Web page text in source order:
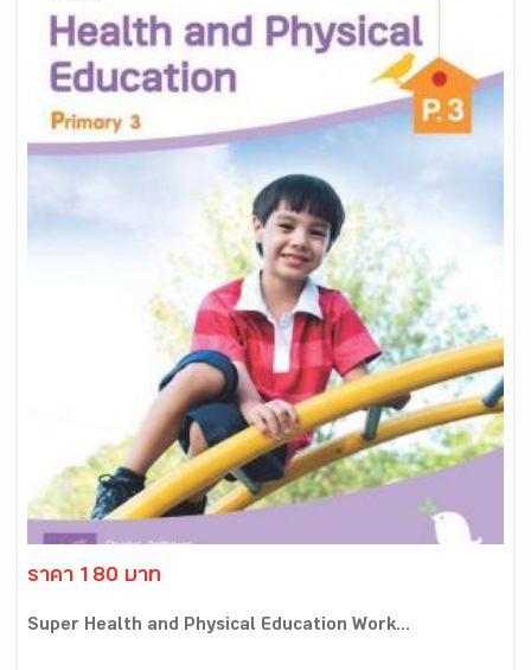
ราคา 180 บาท
Super Health and Physical Education Work...